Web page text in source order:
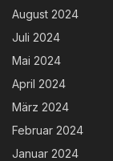
August 2024
Juli 2024
Mai 2024
April 2024
März 2024
Februar 2024
Januar 2024